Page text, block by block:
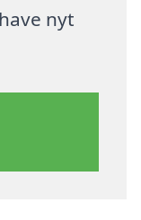
nyt